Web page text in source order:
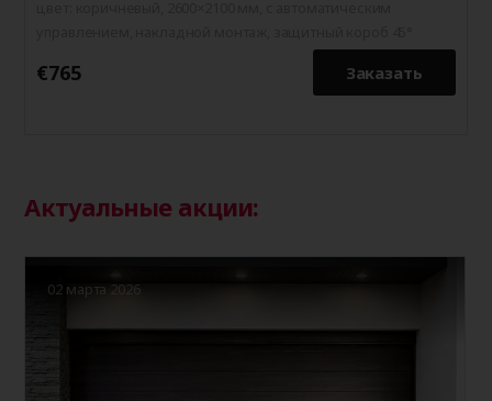
€765 Заказать
Актуальные акции:
02 марта 2026